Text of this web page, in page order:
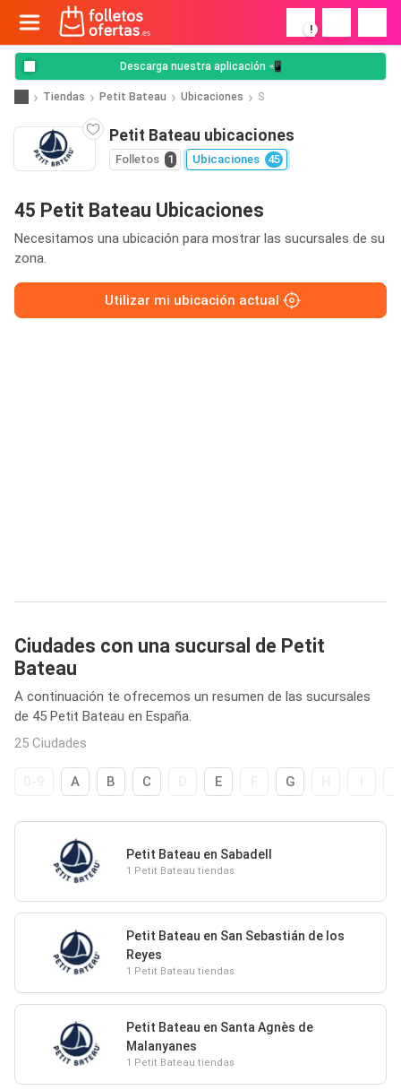
!
Descarga nuestra aplicación 📲
Tiendas Petit Bateau Ubicaciones S
Petit Bateau ubicaciones
Folletos 1 Ubicaciones 45
45 Petit Bateau Ubicaciones
Necesitamos una ubicación para mostrar las sucursales de su
zona.
Utilizar mi ubicación actual
Ciudades con una sucursal de Petit
Bateau
A continuación te ofrecemos un resumen de las sucursales
de 45 Petit Bateau en España.
25 Ciudades
A B C E G
Petit Bateau en Sabadell
1 Petit Bateau tiendas
Petit Bateau en San Sebastián de los
Reyes
1 Petit Bateau tiendas
Petit Bateau en Santa Agnès de
Malanyanes
1 Petit Bateau tiendas